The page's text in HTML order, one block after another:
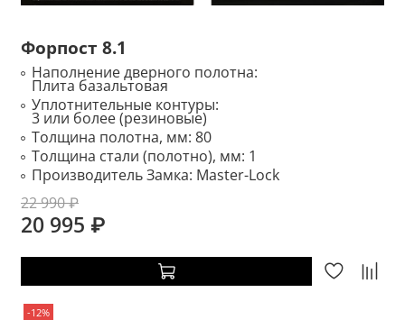
Форпост 8.1
Наполнение дверного полотна:
Плита базальтовая
Уплотнительные контуры:
3 или более (резиновые)
Толщина полотна, мм: 80
Толщина стали (полотно), мм: 1
Производитель Замка: Master-Lock
22 990 ₽
20 995 ₽
-12%